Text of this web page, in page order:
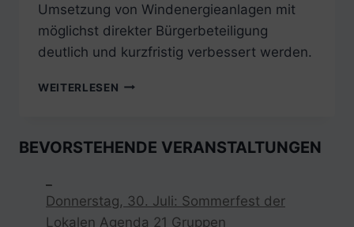
Umsetzung von Windenergieanlagen mit
möglichst direkter Bürgerbeteiligung
deutlich und kurzfristig verbessert werden.
WEITERLESEN DONNERSTAG,
ANHÖRUNG
WINDENERGIE
2025
BEVORSTEHENDE VERANSTALTUNGEN
Donnerstag, 30. Juli: Sommerfest der
Lokalen Agenda 21 Gruppen